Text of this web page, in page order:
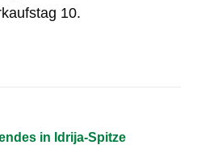
10.
in Idrija-Spitze